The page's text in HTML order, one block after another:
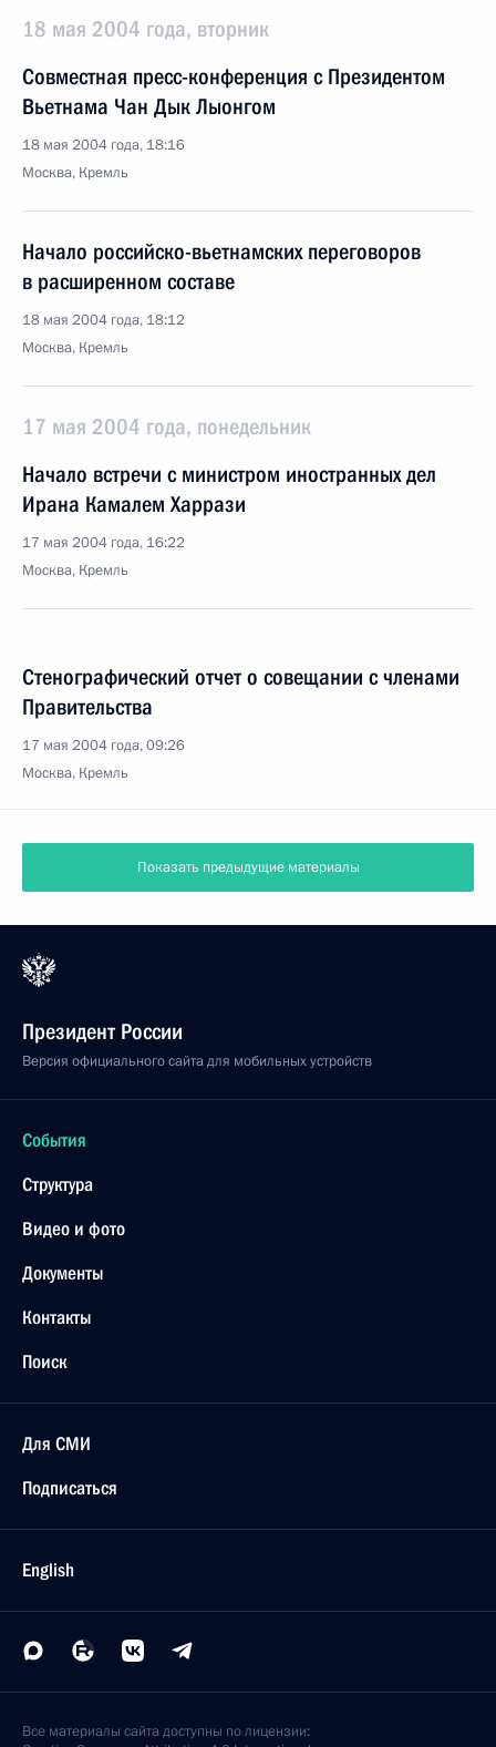
18 мая 2004 года, вторник
Совместная пресс-конференция с Президентом
Вьетнама Чан Дык Лыонгом
18 мая 2004 года, 18:16
Москва, Кремль
Начало российско-вьетнамских переговоров
в расширенном составе
18 мая 2004 года, 18:12
Москва, Кремль
17 мая 2004 года, понедельник
Начало встречи с министром иностранных дел
Ирана Камалем Харрази
17 мая 2004 года, 16:22
Москва, Кремль
Стенографический отчет о совещании с членами
Правительства
17 мая 2004 года, 09:26
Москва, Кремль
Показать предыдущие материалы
Президент России
Версия официального сайта для мобильных устройств
События
Структура
Видео и фото
Документы
Контакты
Поиск
Для СМИ
Подписаться
English
Все материалы сайта доступны по лицензии: